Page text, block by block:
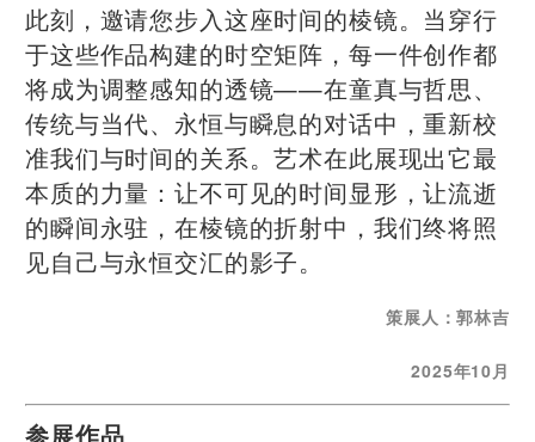
此刻，邀请您步入这座时间的棱镜。当穿行
于这些作品构建的时空矩阵，每一件创作都
将成为调整感知的透镜——在童真与哲思、
传统与当代、永恒与瞬息的对话中，重新校
准我们与时间的关系。艺术在此展现出它最
本质的力量：让不可见的时间显形，让流逝
的瞬间永驻，在棱镜的折射中，我们终将照
见自己与永恒交汇的影子。
策展人：郭林吉
2025年10月
参展作品